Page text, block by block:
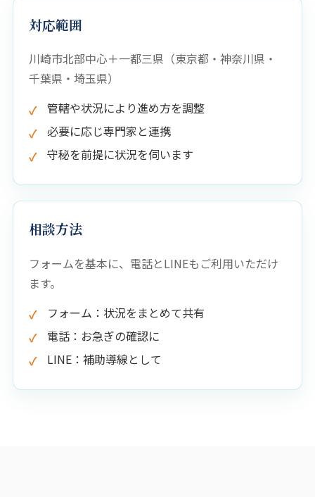
対応範囲
川崎市北部中心＋一都三県（東京都・神奈川県・
千葉県・埼玉県）
管轄や状況により進め方を調整
必要に応じ専門家と連携
守秘を前提に状況を伺います
相談方法
フォームを基本に、電話とLINEもご利用いただけ
ます。
フォーム：状況をまとめて共有
電話：お急ぎの確認に
LINE：補助導線として